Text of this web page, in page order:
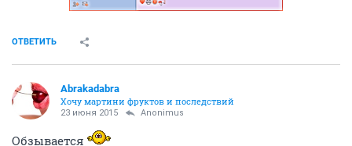
ОТВЕТИТЬ
Abrakadabra
Хочу мартини фруктов и последствий
23 июня 2015 Anоnimus
Обзывается